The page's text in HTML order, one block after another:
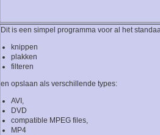
Dit is een simpel programma voor al het
knippen
plakken
filteren
en opslaan als verschillende types:
AVI,
DVD
compatible MPEG files,
MP4